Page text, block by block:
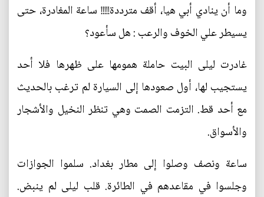
وما أن ينادي أبي هيا، أقف مترددة!!!!! ساعة المغادرة، حتى
يسيطر علي الخوف والرعب : هل سأعود؟
غادرت ليلى البيت حاملة همومها على ظهرها فلا أحد
يستجيب لها، أول صعودها إلى السيارة لم ترغب بالحديث
مع أحد قط. التزمت الصمت وهي تنظر النخيل والأشجار
والأسواق.
ساعة ونصف وصلوا إلى مطار بغداد. سلموا الجوازات
وجلسوا في مقاعدهم في الطائرة. قلب ليلى لم ينبض.